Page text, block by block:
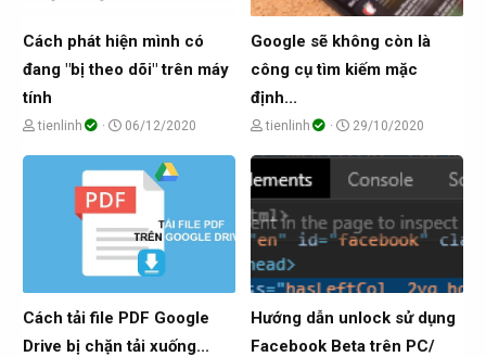
o
b
ở
i
o
b
ở
Cách phát hiện mình có
đang "bị theo dõi" trên máy
tính
C
o
b
tienlinh
N
y
g
ử
06/12/2020
Google sẽ không còn là
công cụ tìm kiếm mặc
định...
C
ủ
đ
ề
t
ạ
o
b
tienlinh
N
à
g
i
29/10/2020
Cách tải file PDF Google
Drive bị chặn tải xuống...
Hướng dẫn unlock sử dụng
Facebook Beta trên PC/